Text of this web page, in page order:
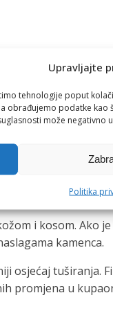
Upravljajte
tehnologije poput
obrađujemo podatke
može negativno
Politika
obaveza i
i kosom.
kamenca.
osjećaj
promjena u